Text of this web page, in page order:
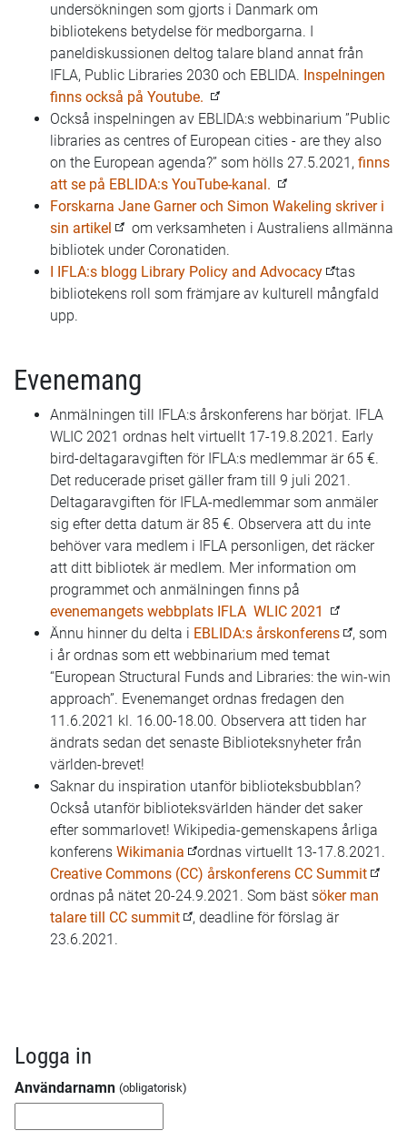
undersökningen som gjorts i Danmark om
bibliotekens betydelse för medborgarna. I
paneldiskussionen deltog talare bland annat från
IFLA, Public Libraries 2030 och EBLIDA. Inspelningen
finns också på Youtube.
Också inspelningen av EBLIDA:s webbinarium ”Public
libraries as centres of European cities - are they also
on the European agenda?” som hölls 27.5.2021, finns
att se på EBLIDA:s YouTube-kanal.
Forskarna Jane Garner och Simon Wakeling skriver i
sin artikel
om verksamheten i Australiens allmänna
bibliotek under Coronatiden.
I IFLA:s blogg Library Policy and Advocacy
tas
bibliotekens roll som främjare av kulturell mångfald
upp.
Evenemang
Anmälningen till IFLA:s årskonferens har börjat. IFLA
WLIC 2021 ordnas helt virtuellt 17-19.8.2021. Early
bird-deltagaravgiften för IFLA:s medlemmar är 65 €.
Det reducerade priset gäller fram till 9 juli 2021.
Deltagaravgiften för IFLA-medlemmar som anmäler
sig efter detta datum är 85 €. Observera att du inte
behöver vara medlem i IFLA personligen, det räcker
att ditt bibliotek är medlem. Mer information om
programmet och anmälningen finns på
evenemangets webbplats IFLA WLIC 2021
Ännu hinner du delta i EBLIDA:s årskonferens
, som
i år ordnas som ett webbinarium med temat
“European Structural Funds and Libraries: the win-win
approach”. Evenemanget ordnas fredagen den
11.6.2021 kl. 16.00-18.00. Observera att tiden har
ändrats sedan det senaste Biblioteksnyheter från
världen-brevet!
Saknar du inspiration utanför biblioteksbubblan?
Också utanför biblioteksvärlden händer det saker
efter sommarlovet! Wikipedia-gemenskapens årliga
konferens Wikimania
ordnas virtuellt 13-17.8.2021.
Creative Commons (CC) årskonferens CC Summit
ordnas på nätet 20-24.9.2021. Som bäst söker man
talare till CC summit
, deadline för förslag är
23.6.2021.
Logga in
Användarnamn